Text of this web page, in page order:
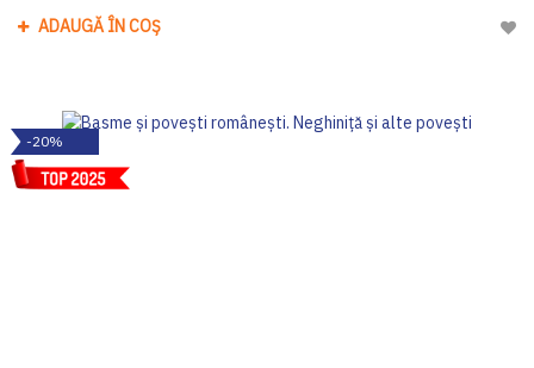
ADAUGĂ ÎN COȘ
-20%